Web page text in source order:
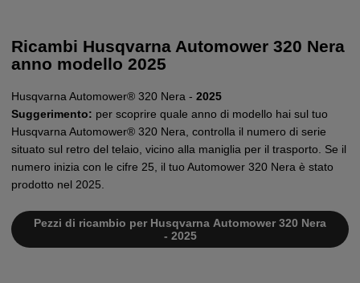
Ricambi Husqvarna Automower 320 Nera
anno modello 2025
Husqvarna Automower® 320 Nera - 2025
Suggerimento: per scoprire quale anno di modello hai sul tuo
Husqvarna Automower® 320 Nera, controlla il numero di serie
situato sul retro del telaio, vicino alla maniglia per il trasporto. Se il
numero inizia con le cifre 25, il tuo Automower 320 Nera è stato
prodotto nel 2025.
Pezzi di ricambio per Husqvarna Automower 320 Nera
- 2025